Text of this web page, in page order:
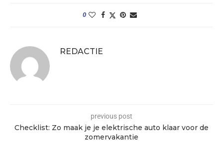
0
REDACTIE
previous post
Checklist: Zo maak je je elektrische auto klaar voor de
zomervakantie